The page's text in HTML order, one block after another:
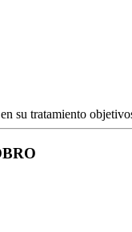
su tratamiento